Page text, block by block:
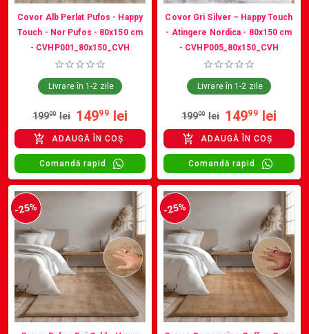
Covor Alb Perlat Pufos - Happy
Touch - Nor Pufos - 80x150 cm
- CVHP001_80x150_CVH
Livrare în 1-2 zile
19900 lei 14999 lei
ADAUGĂ ÎN COȘ
Comandă rapid
Covor Gri Silver – Happy Touch
- Atingere Nordica - 80x150 cm
- CVHP005_80x150_CVH
Livrare în 1-2 zile
19900 lei 14999 lei
ADAUGĂ ÎN COȘ
Comandă rapid
-25% -25%